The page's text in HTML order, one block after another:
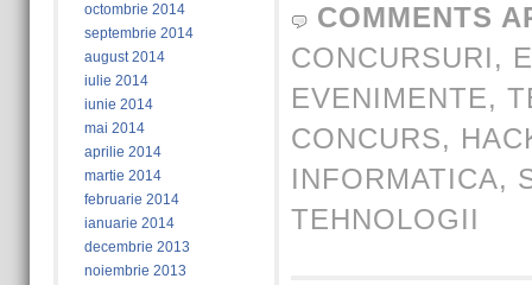
octombrie 2014
septembrie 2014
august 2014
iulie 2014
iunie 2014
mai 2014
aprilie 2014
martie 2014
februarie 2014
ianuarie 2014
decembrie 2013
noiembrie 2013
COMMENTS
CONCURSURI,
EVENIMENTE,
CONCURS,
INFORMATICA,
TEHNOLOGII